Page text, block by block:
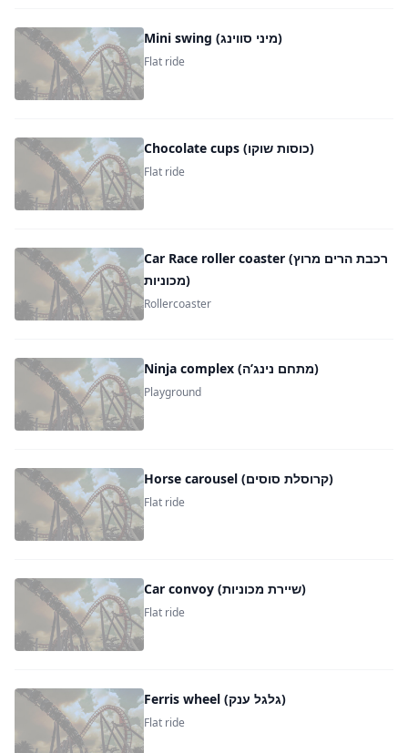
Mini swing (מיני סווינג)
Flat ride
Chocolate cups (כוסות שוקו)
Flat ride
Car Race roller coaster (רכבת הרים מרוץ
מכוניות)
Rollercoaster
Ninja complex (מתחם נינג’ה)
Playground
Horse carousel (קרוסלת סוסים)
Flat ride
Car convoy (שיירת מכוניות)
Flat ride
Ferris wheel (גלגל ענק)
Flat ride